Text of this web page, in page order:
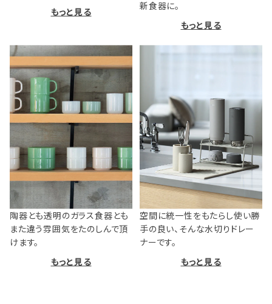
もっと見る
新食器に。
もっと見る
陶器とも透明のガラス食器とも
また違う雰囲気をたのしんで頂
けます。
もっと見る
空間に統一性をもたらし使い勝
手の良い、そんな水切りドレー
ナーです。
もっと見る